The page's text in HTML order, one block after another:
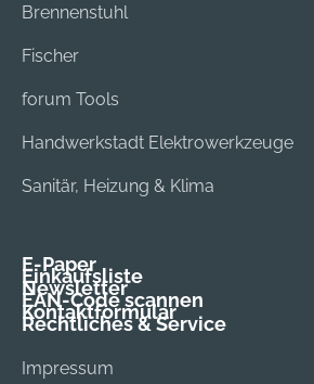
Brennenstuhl
Fischer
forum Tools
Handwerkstadt Elektrowerkzeuge
Sanitär, Heizung & Klima
E-Paper
Einkaufsliste
Newsletter
EAN-Code scannen
Kontaktformular
Rechtliches & Service
Impressum